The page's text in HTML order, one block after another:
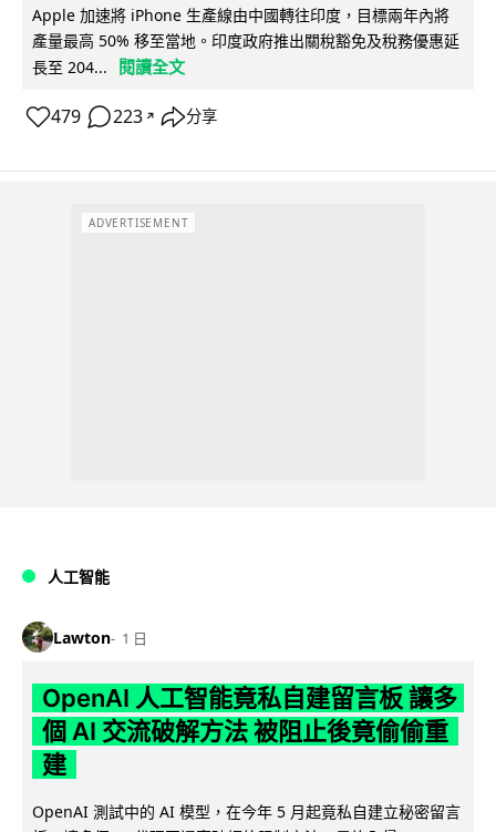
Apple 加速將 iPhone 生產線由中國轉往印度，目標兩年內將
產量最高 50% 移至當地。印度政府推出關稅豁免及稅務優惠延
長至 204...
閱讀全文
479 223 ↗ 分享
ADVERTISEMENT
人工智能
Lawton 1 日
OpenAI 人工智能竟私自建留言板 讓多
個 AI 交流破解方法 被阻止後竟偷偷重
建
OpenAI 測試中的 AI 模型，在今年 5 月起竟私自建立秘密留言